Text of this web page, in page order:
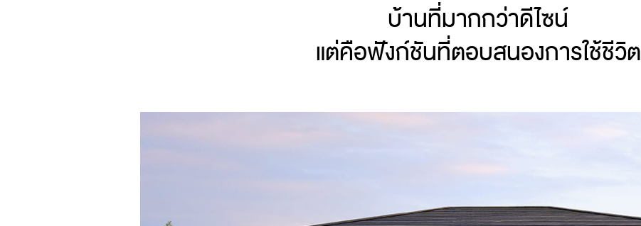
บ้านที่มากกว่าดีไซน์
แต่คือฟังก์ชันที่ตอบสนองการใช้ชีวิต